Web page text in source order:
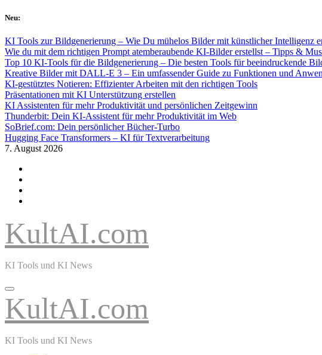
Skip
content
Neu:
KI Tools zur Bildgenerierung – Wie Du mühelos Bilder mit künstlicher Intelligenz
Wie du mit dem richtigen Prompt atemberaubende KI-Bilder erstellst – Tipps &
Top 10 KI-Tools für die Bildgenerierung – Die besten Tools für beeindruckende
Kreative Bilder mit DALL-E 3 – Ein umfassender Guide zu Funktionen und
KI-gestütztes Notieren: Effizienter Arbeiten mit den richtigen Tools
Präsentationen mit KI Unterstützung erstellen
KI Assistenten für mehr Produktivität und persönlichen Zeitgewinn
Thunderbit: Dein KI-Assistent für mehr Produktivität im Web
SoBrief.com: Dein persönlicher Bücher-Turbo
Hugging Face Transformers – KI für Textverarbeitung
7. August 2026
KultAI.com
KI Tools und KI News
KultAI.com
KI Tools und KI News